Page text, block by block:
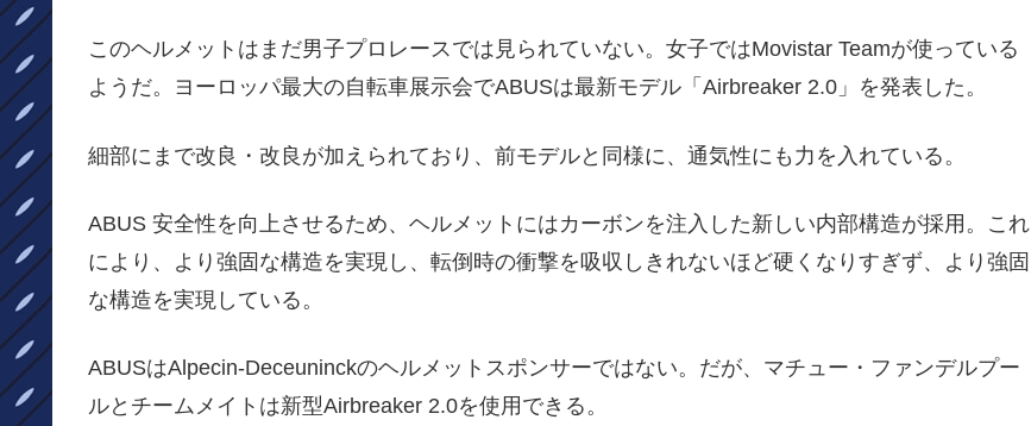
このヘルメットはまだ男子プロレースでは見られていない。女子ではMovistar Teamが使っている
ようだ。ヨーロッパ最大の自転車展示会でABUSは最新モデル「Airbreaker 2.0」を発表した。
細部にまで改良・改良が加えられており、前モデルと同様に、通気性にも力を入れている。
ABUS 安全性を向上させるため、ヘルメットにはカーボンを注入した新しい内部構造が採用。これ
により、より強固な構造を実現し、転倒時の衝撃を吸収しきれないほど硬くなりすぎず、より強固
な構造を実現している。
ABUSはAlpecin-Deceuninckのヘルメットスポンサーではない。だが、マチュー・ファンデルプー
ルとチームメイトは新型Airbreaker 2.0を使用できる。